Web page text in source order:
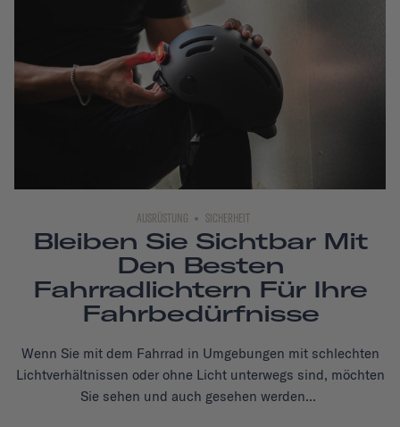
AUSRÜSTUNG SICHERHEIT
Bleiben Sie Sichtbar Mit
Den Besten
Fahrradlichtern Für Ihre
Fahrbedürfnisse
Wenn Sie mit dem Fahrrad in Umgebungen mit schlechten
Lichtverhältnissen oder ohne Licht unterwegs sind, möchten
Sie sehen und auch gesehen werden...